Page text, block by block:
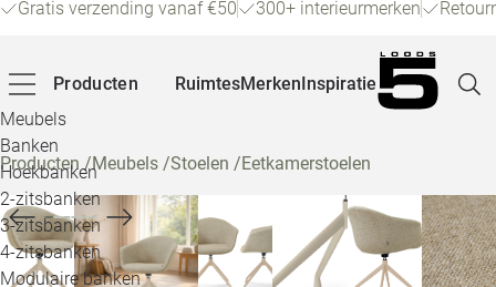
Gratis verzending vanaf €50 300+ interieurmerken
Producten
Meubels
Banken
Hoekbanken
2-zitsbanken
3-zitsbanken
4-zitsbanken
Modulaire banken
RuimtesMerkenInspiratie
Producten/Meubels /Stoelen /Eetkamerstoelen